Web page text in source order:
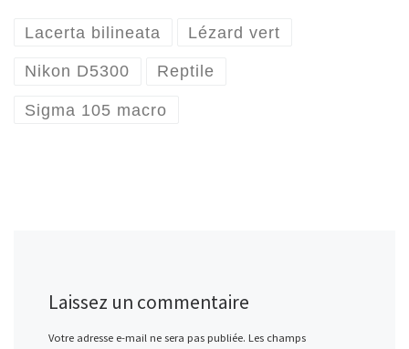
Lacerta bilineata Lézard vert
Nikon D5300 Reptile
Sigma 105 macro
Laissez un commentaire
Votre adresse e-mail ne sera pas publiée. Les champs